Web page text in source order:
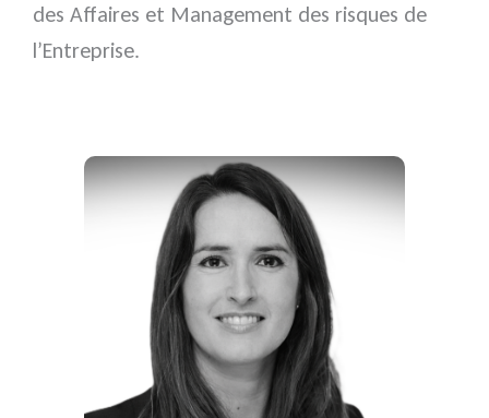
des Affaires et Management des risques de
l’Entreprise.